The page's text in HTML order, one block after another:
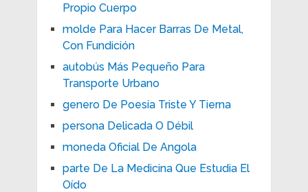
Propio Cuerpo
molde Para Hacer Barras De Metal,
Con Fundición
autobús Más Pequeño Para
Transporte Urbano
genero De Poesía Triste Y Tierna
persona Delicada O Débil
moneda Oficial De Angola
parte De La Medicina Que Estudia El
Oído